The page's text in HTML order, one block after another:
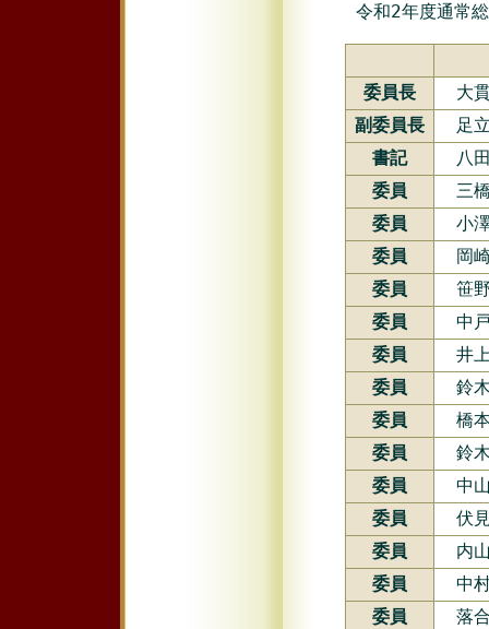
令和2年度通常
委員長
大
副委員長
足
書記
八
委員
三
委員
小
委員
岡
委員
笹
委員
中
委員
井
委員
鈴
委員
橋
委員
鈴
委員
中
委員
伏
委員
内
委員
中
委員
落